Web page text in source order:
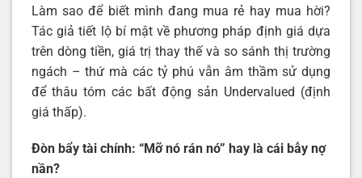
Làm sao để biết mình đang mua rẻ hay mua hời?
Tác giả tiết lộ bí mật về phương pháp định giá dựa
trên dòng tiền, giá trị thay thế và so sánh thị trường
ngách – thứ mà các tỷ phú vẫn âm thầm sử dụng
để thâu tóm các bất động sản Undervalued (định
giá thấp).
Đòn bẩy tài chính: “Mỡ nó rán nó” hay là cái bẫy nợ
nần?